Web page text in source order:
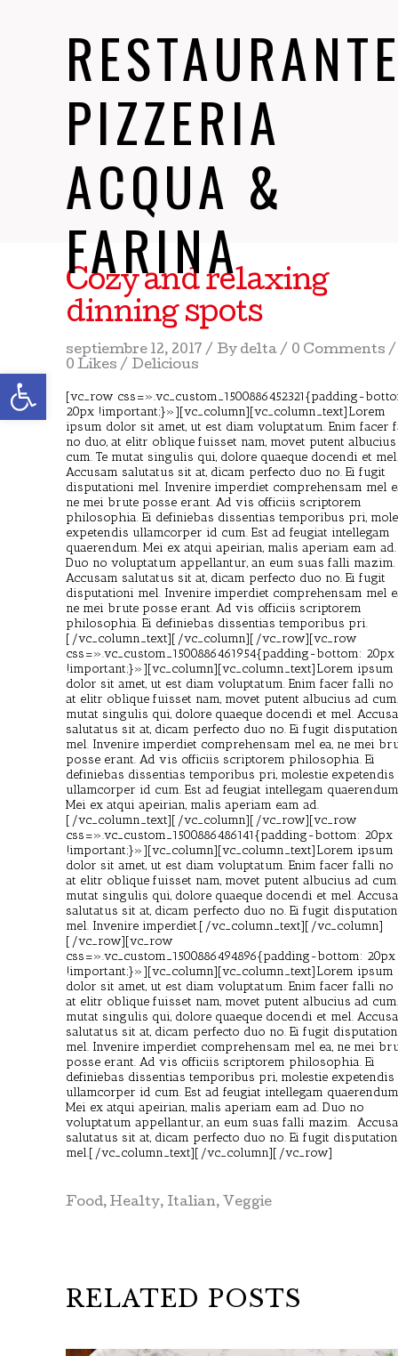
Abrir barra de herramientas
PIZZERIA
ACQUA &
FARINA
Cozy and relaxing
dinning spots
septiembre 12, 2017 By delta
0 Comments
0 Likes
Delicious
[vc_row css=».vc_custom_1500886452321{padding-
20px !important;}»][vc_column][vc_column_text]Lorem
ipsum dolor sit amet, ut est diam voluptatum. Enim facer
no duo, at elitr oblique fuisset nam, movet putent
cum. Te mutat singulis qui, dolore quaeque docendi et
Accusam salutatus sit at, dicam perfecto duo no. Ei fugit
disputationi mel. Invenire imperdiet comprehensam mel
ne mei brute posse erant. Ad vis officiis scriptorem
philosophia. Ei definiebas dissentias temporibus pri,
expetendis ullamcorper id cum. Est ad feugiat intellegam
quaerendum. Mei ex atqui apeirian, malis aperiam eam ad.
Duo no voluptatum appellantur, an eum suas falli
Accusam salutatus sit at, dicam perfecto duo no. Ei fugit
disputationi mel. Invenire imperdiet comprehensam mel
ne mei brute posse erant. Ad vis officiis scriptorem
philosophia. Ei definiebas dissentias temporibus pri.
[/vc_column_text][/vc_column][/vc_row][vc_row
css=».vc_custom_1500886461954{padding-bottom: 20px
!important;}»][vc_column][vc_column_text]Lorem ipsum
dolor sit amet, ut est diam voluptatum. Enim facer falli no
at elitr oblique fuisset nam, movet putent albucius ad
mutat singulis qui, dolore quaeque docendi et mel.
salutatus sit at, dicam perfecto duo no. Ei fugit
mel. Invenire imperdiet comprehensam mel ea, ne mei
posse erant. Ad vis officiis scriptorem philosophia. Ei
definiebas dissentias temporibus pri, molestie expetendis
ullamcorper id cum. Est ad feugiat intellegam
Mei ex atqui apeirian, malis aperiam eam ad.
[/vc_column_text][/vc_column][/vc_row][vc_row
css=».vc_custom_1500886486141{padding-bottom: 20px
!important;}»][vc_column][vc_column_text]Lorem ipsum
dolor sit amet, ut est diam voluptatum. Enim facer falli no
at elitr oblique fuisset nam, movet putent albucius ad
mutat singulis qui, dolore quaeque docendi et mel.
salutatus sit at, dicam perfecto duo no. Ei fugit
mel. Invenire imperdiet.[/vc_column_text][/vc_column]
[/vc_row][vc_row
css=».vc_custom_1500886494896{padding-bottom: 20px
!important;}»][vc_column][vc_column_text]Lorem ipsum
dolor sit amet, ut est diam voluptatum. Enim facer falli no
at elitr oblique fuisset nam, movet putent albucius ad
mutat singulis qui, dolore quaeque docendi et mel.
salutatus sit at, dicam perfecto duo no. Ei fugit
mel. Invenire imperdiet comprehensam mel ea, ne mei
posse erant. Ad vis officiis scriptorem philosophia. Ei
definiebas dissentias temporibus pri, molestie expetendis
ullamcorper id cum. Est ad feugiat intellegam
Mei ex atqui apeirian, malis aperiam eam ad. Duo no
voluptatum appellantur, an eum suas falli mazim.
salutatus sit at, dicam perfecto duo no. Ei fugit
mel.[/vc_column_text][/vc_column][/vc_row]
Food,Healty, Italian, Veggie
RELATED POSTS